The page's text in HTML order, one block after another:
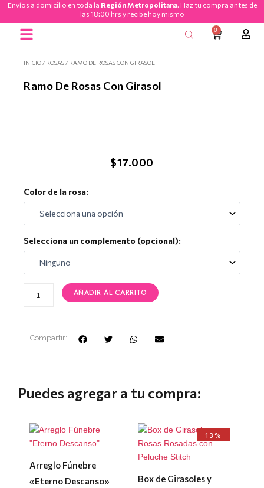
contenido
Envíos a domicilio en toda la Región Metropolitana. Haz tu compra antes de
las 18:00 hrs y recibe hoy mismo
0
CART
INICIO / ROSAS / RAMO DE ROSAS CON GIRASOL
Ramo De Rosas Con Girasol
$17.000
Color de la rosa:
Selecciona un complemento (opcional):
Ramo
de
Rosas
con
Girasol
cantidad
AÑADIR AL CARRITO
Compartir:
Puedes agregar a tu compra:
Arreglo Fúnebre
«Eterno Descanso»
13%
Box de Girasoles y
El
precio
original
$63.000.
El
precio